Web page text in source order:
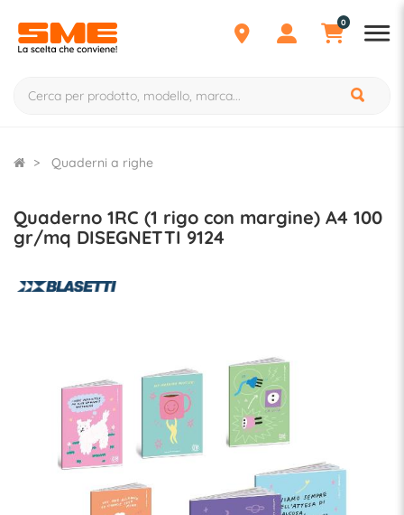
0
Quaderni a righe
Quaderno 1RC (1 rigo con margine) A4 100
gr/mq DISEGNETTI 9124